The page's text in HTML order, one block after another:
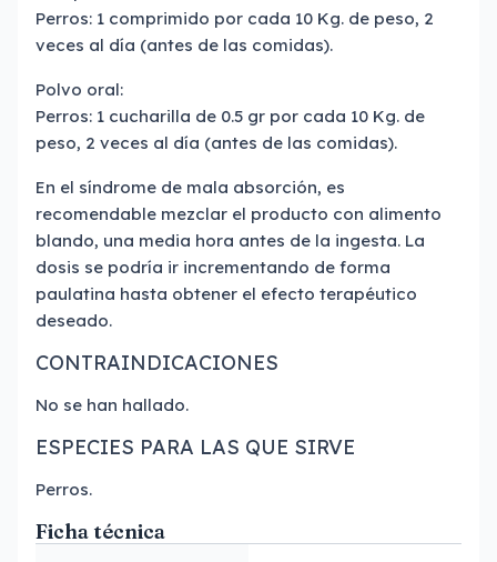
Perros: 1 comprimido por cada 10 Kg. de peso, 2
veces al día (antes de las comidas).
Polvo oral:
Perros: 1 cucharilla de 0.5 gr por cada 10 Kg. de
peso, 2 veces al día (antes de las comidas).
En el síndrome de mala absorción, es
recomendable mezclar el producto con alimento
blando, una media hora antes de la ingesta. La
dosis se podría ir incrementando de forma
paulatina hasta obtener el efecto terapéutico
deseado.
CONTRAINDICACIONES
No se han hallado.
ESPECIES PARA LAS QUE SIRVE
Perros.
Ficha técnica